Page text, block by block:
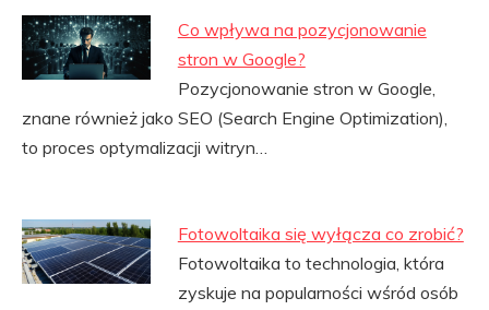
Co wpływa na pozycjonowanie
stron w Google?
Pozycjonowanie stron w Google,
znane również jako SEO (Search Engine Optimization),
to proces optymalizacji witryn…
Fotowoltaika się wyłącza co zrobić?
Fotowoltaika to technologia, która
zyskuje na popularności wśród osób